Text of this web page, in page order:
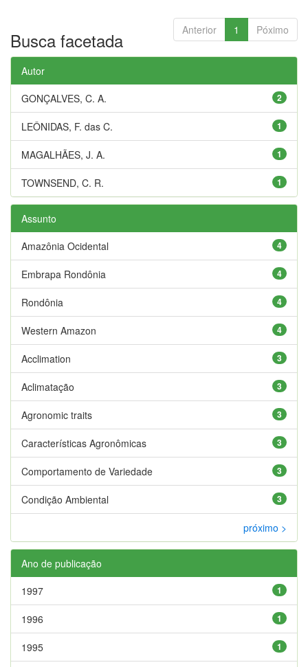
Anterior 1 Póximo
Busca facetada
Autor
2
GONÇALVES, C. A.
1
LEÔNIDAS, F. das C.
1
MAGALHÃES, J. A.
1
TOWNSEND, C. R.
Assunto
4
Amazônia Ocidental
4
Embrapa Rondônia
4
Rondônia
4
Western Amazon
3
Acclimation
3
Aclimatação
3
Agronomic traits
3
Características Agronômicas
3
Comportamento de Variedade
3
Condição Ambiental
próximo >
Ano de publicação
1
1997
1
1996
1
1995